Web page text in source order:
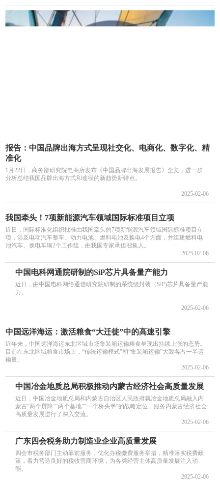
报告：中国品牌出海方式呈现社交化、电商化、数字化、精
准化
1月22日，商务部研究院电商所发布《中国品牌出海发展报告》全文，进一步
分析总结我国品牌出海方式和途径的新趋势新特点。
2025-02-06
我国牵头！7项新能源汽车领域国际标准项目立项
近日，国际标准化组织批准由我国牵头的7项新能源汽车领域国际标准项目立
项，涉及电动汽车整车、动力电池、燃料电池及换电4个方面，并组建燃料电
池汽车、换电车辆2个工作组，由我国专家承担召集人。
2025-02-06
中国电科网通院研制的SiP芯片具备量产能力
近日，由中国电科网络通信研究院研制的系统级封装（SiP)芯片具备量产能
力。
2025-02-06
中国远洋海运：激活粮食“大迁徙”中的高速引擎
近年来，中国远洋海运东北区域市场集装箱运输粮食呈现出持续上涨的态势。
目前在东北区域粮食市场上，“传统运输模式”和“集装箱运输”大致各占一半运
输量。
2025-02-06
中国冶金地质总局积极推动内蒙古经济社会高质量发展
近日，中国冶金地质总局和内蒙古自治区人民政府就冶金地质总局融入内
蒙古“两个屏障”“两个基地”“一个桥头堡”的战略定位，服务内蒙古经济社会
高质量发展进行了深入交流。
2025-02-06
广东四会税务助力制造业企业高质量发展
四会市税务部门主动靠前服务，优化办税缴费服务举措，精准落实税费政
策，着力营造良好的税收营商环境，为各类经营主体高质量发展注入动
能。
2025-02-06